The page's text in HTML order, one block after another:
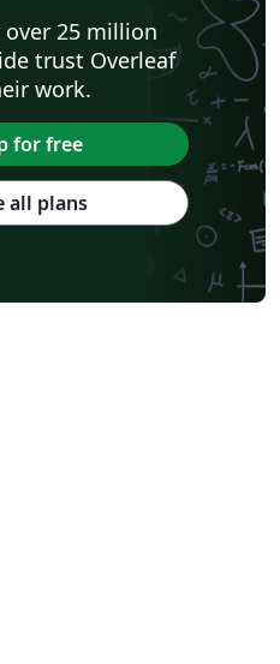
over 25 million
trust Overleaf
work.
for free
all plans